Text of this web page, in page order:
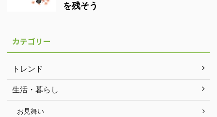
を残そう
カテゴリー
トレンド
生活・暮らし
お見舞い